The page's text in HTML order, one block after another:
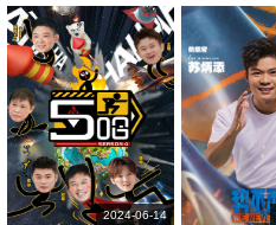
2024-06-14